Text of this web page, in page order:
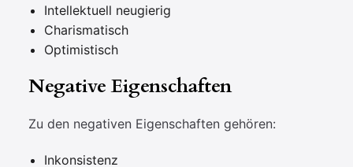
Intellektuell neugierig
Charismatisch
Optimistisch
Negative Eigenschaften
Zu den negativen Eigenschaften gehören:
Inkonsistenz